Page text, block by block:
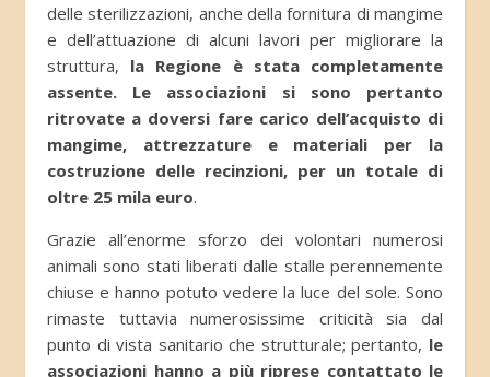
delle sterilizzazioni, anche della fornitura di mangime
e dell’attuazione di alcuni lavori per migliorare la
struttura, la Regione è stata completamente
assente. Le associazioni si sono pertanto
ritrovate a doversi fare carico dell’acquisto di
mangime, attrezzature e materiali per la
costruzione delle recinzioni, per un totale di
oltre 25 mila euro.
Grazie all’enorme sforzo dei volontari numerosi
animali sono stati liberati dalle stalle perennemente
chiuse e hanno potuto vedere la luce del sole. Sono
rimaste tuttavia numerosissime criticità sia dal
punto di vista sanitario che strutturale; pertanto, le
associazioni hanno a più riprese contattato le